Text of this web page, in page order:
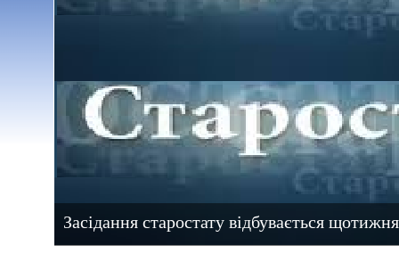
Засідання старостату відбувається щотижня